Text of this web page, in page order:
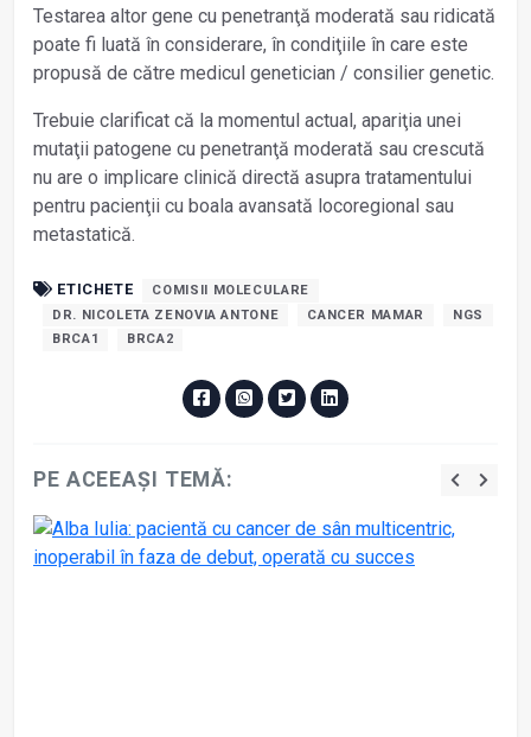
Testarea altor gene cu penetranţă moderată sau ridicată
poate fi luată în considerare, în condiţiile în care este
propusă de către medicul genetician / consilier genetic.
Trebuie clarificat că la momentul actual, apariţia unei
mutaţii patogene cu penetranţă moderată sau crescută
nu are o implicare clinică directă asupra tratamentului
pentru pacienţii cu boala avansată locoregional sau
metastatică.
ETICHETE
COMISII MOLECULARE
DR. NICOLETA ZENOVIA ANTONE
CANCER MAMAR
NGS
BRCA1
BRCA2
PE ACEEAȘI TEMĂ: